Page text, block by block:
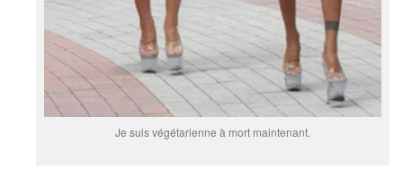
Je suis végétarienne à mort maintenant.